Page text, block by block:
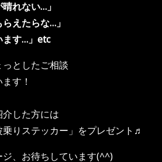
れない…」
えたらな…」
ます…」etc
としたご相談
す！
した方には
りステッカー」をプレゼント♬
、お待ちしています(^^)